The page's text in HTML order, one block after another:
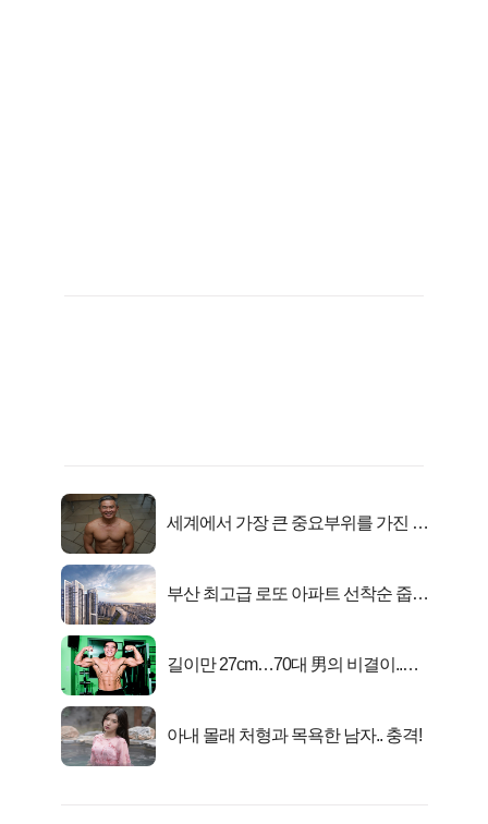
세계에서 가장 큰 중요부위를 가진 남
부산 최고급 로또 아파트 선착순 줍줍
길이만 27cm…70대 男의 비결이..충
아내 몰래 처형과 목욕한 남자.. 충격!